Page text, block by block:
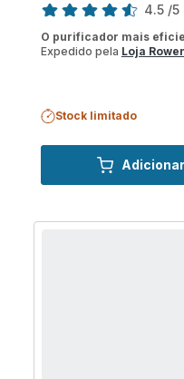
4.5 /5
O purificador mais
Expedido pela Loja
Stock limitado